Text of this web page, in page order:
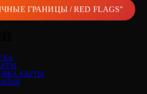
ГРАНИЦЫ / RED FLAGS"
КАРТЫ